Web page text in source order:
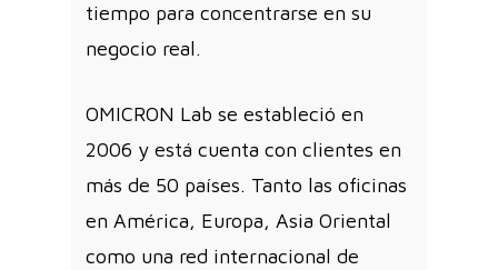
tiempo para concentrarse en su
negocio real.
OMICRON Lab se estableció en
2006 y está cuenta con clientes en
más de 50 países. Tanto las oficinas
en América, Europa, Asia Oriental
como una red internacional de